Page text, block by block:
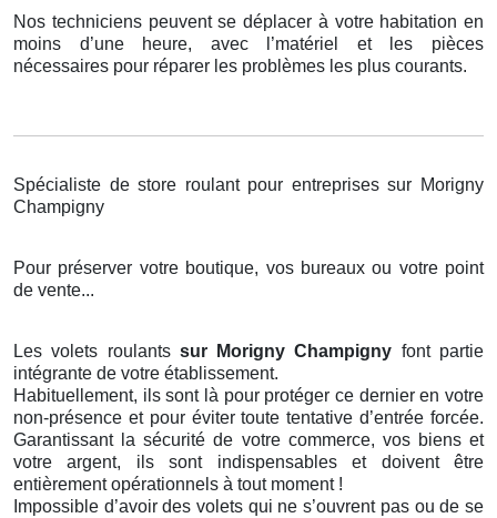
Nos techniciens peuvent se déplacer à votre habitation en
moins d’une heure, avec l’matériel et les pièces
nécessaires pour réparer les problèmes les plus courants.
Spécialiste de store roulant pour entreprises sur Morigny
Champigny
Pour préserver votre boutique, vos bureaux ou votre point
de vente...
Les volets roulants sur Morigny Champigny font partie
intégrante de votre établissement.
Habituellement, ils sont là pour protéger ce dernier en votre
non-présence et pour éviter toute tentative d’entrée forcée.
Garantissant la sécurité de votre commerce, vos biens et
votre argent, ils sont indispensables et doivent être
entièrement opérationnels à tout moment !
Impossible d’avoir des volets qui ne s’ouvrent pas ou de se